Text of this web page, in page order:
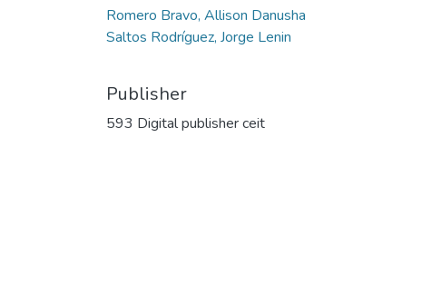
Romero Bravo, Allison Danusha
Saltos Rodríguez, Jorge Lenin
Publisher
593 Digital publisher ceit